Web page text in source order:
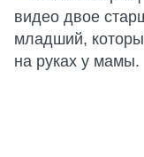
видео двое
младший,
на руках у мамы.